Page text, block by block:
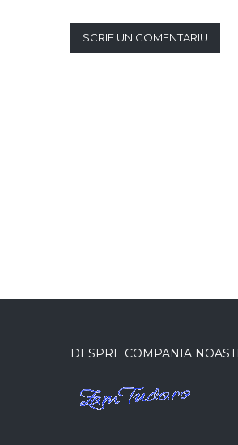
SCRIE UN COMENTARIU
DESPRE COMPANIA